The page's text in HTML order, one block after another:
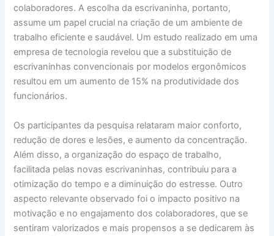
colaboradores. A escolha da escrivaninha, portanto,
assume um papel crucial na criação de um ambiente de
trabalho eficiente e saudável. Um estudo realizado em uma
empresa de tecnologia revelou que a substituição de
escrivaninhas convencionais por modelos ergonômicos
resultou em um aumento de 15% na produtividade dos
funcionários.
Os participantes da pesquisa relataram maior conforto,
redução de dores e lesões, e aumento da concentração.
Além disso, a organização do espaço de trabalho,
facilitada pelas novas escrivaninhas, contribuiu para a
otimização do tempo e a diminuição do estresse. Outro
aspecto relevante observado foi o impacto positivo na
motivação e no engajamento dos colaboradores, que se
sentiram valorizados e mais propensos a se dedicarem às